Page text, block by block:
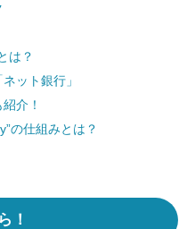
は？
ット銀行」
介！
の仕組みとは？
！